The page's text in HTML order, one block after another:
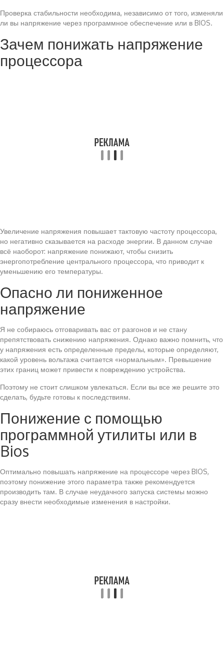
Проверка стабильности необходима, независимо от того, изменяли
ли вы напряжение через программное обеспечение или в BIOS.
Зачем понижать напряжение
процессора
Увеличение напряжения повышает тактовую частоту процессора,
но негативно сказывается на расходе энергии. В данном случае
всё наоборот: напряжение понижают, чтобы снизить
энергопотребление центрального процессора, что приводит к
уменьшению его температуры.
Опасно ли пониженное
напряжение
Я не собираюсь отговаривать вас от разгонов и не стану
препятствовать снижению напряжения. Однако важно помнить, что
у напряжения есть определенные пределы, которые определяют,
какой уровень вольтажа считается «нормальным». Превышение
этих границ может привести к повреждению устройства.
Поэтому не стоит слишком увлекаться. Если вы все же решите это
сделать, будьте готовы к последствиям.
Понижение с помощью
программной утилиты или в
Bios
Оптимально повышать напряжение на процессоре через BIOS,
поэтому понижение этого параметра также рекомендуется
производить там. В случае неудачного запуска системы можно
сразу внести необходимые изменения в настройки.